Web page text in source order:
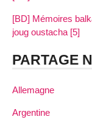
[BD] Mémoires
joug oustacha [5]
PARTAGE
Allemagne
Argentine